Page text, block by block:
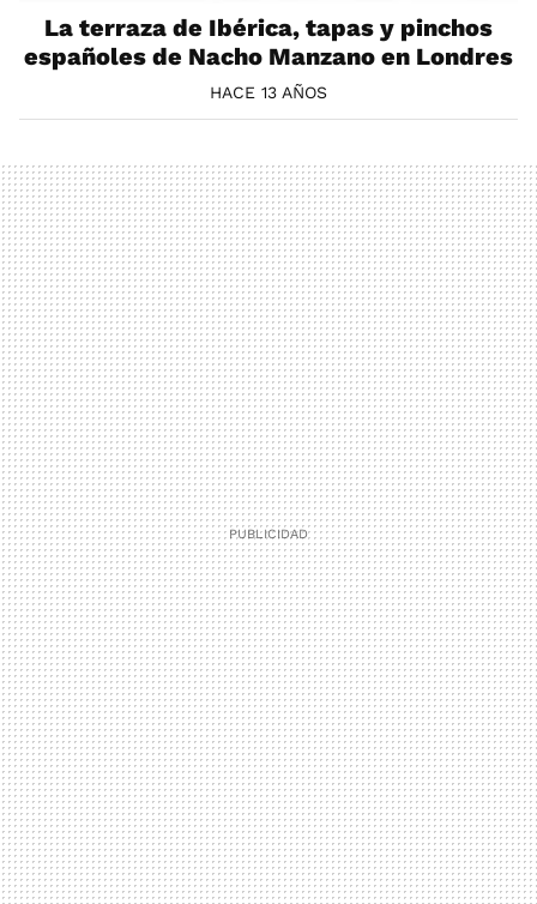
La terraza de Ibérica, tapas y pinchos
españoles de Nacho Manzano en Londres
HACE 13 AÑOS